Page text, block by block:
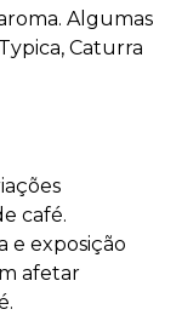
Algumas
Caturra
café.
e exposição
afetar